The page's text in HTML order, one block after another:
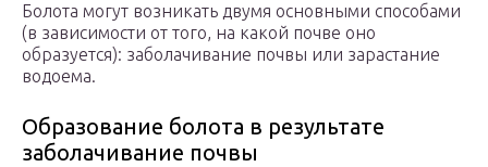
Болота могут возникать двумя основными способами
(в зависимости от того, на какой почве оно
образуется): заболачивание почвы или зарастание
водоема.
Образование болота в результате
заболачивание почвы